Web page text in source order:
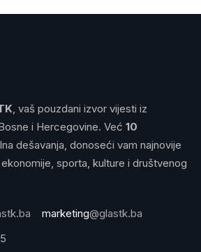
, vaš pouzdani izvor vijesti iz
i Hercegovine. Već 10
dešavanja, donoseći vam najnovije
sporta, kulture i društvenog
marketing@glastk.ba